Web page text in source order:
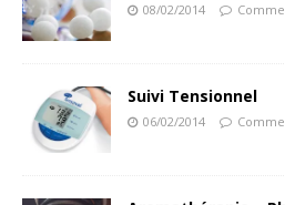
08/02/2014
Suivi Tensionnel
06/02/2014